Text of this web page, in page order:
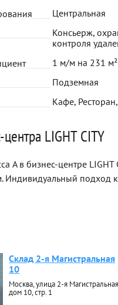
Центральная
Консьерж,
контроля
1 м/м на 231 м²
Подземная
Кафе,
LIGHT CITY
A в бизнес-центре
подход
Склад 2-я Магистральная
10
Москва, улица 2-я
дом 10, стр. 1